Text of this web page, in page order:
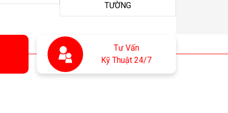
TƯỜNG
Tư Vấn
Kỹ Thuật 24/7